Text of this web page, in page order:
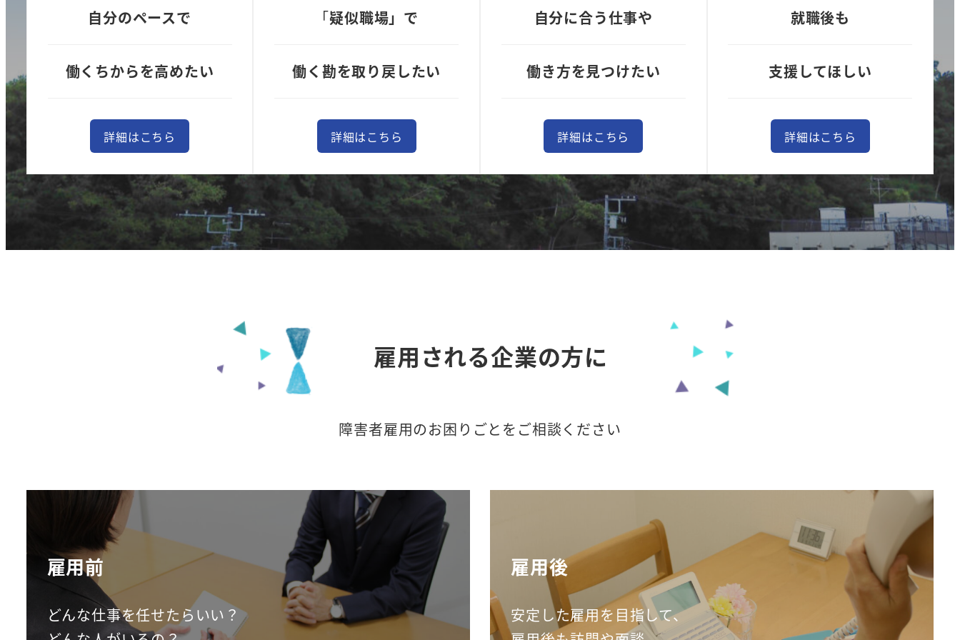
自分のペースで
働くちからを高めたい
詳細はこちら
「疑似職場」で
働く勘を取り戻したい
詳細はこちら
自分に合う仕事や
働き方を見つけたい
詳細はこちら
就職後も
支援してほしい
詳細はこちら
雇用される企業の方に
障害者雇用のお困りごとをご相談ください
雇用前
どんな仕事を任せたらいい？
雇用後
安定した雇用を目指して、